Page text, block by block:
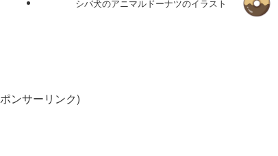
シバ犬のアニマルドーナツのイラスト
ンサーリンク)